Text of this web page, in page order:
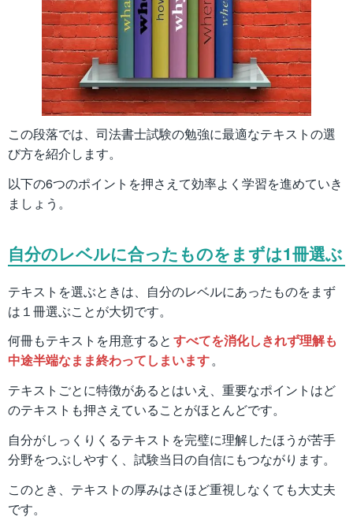
この段落では、司法書士試験の勉強に最適なテキストの選
び方を紹介します。
以下の6つのポイントを押さえて効率よく学習を進めていき
ましょう。
自分のレベルに合ったものをまずは1冊選ぶ
テキストを選ぶときは、自分のレベルにあったものをまず
は１冊選ぶことが大切です。
何冊もテキストを用意すると すべてを消化しきれず理解も
中途半端なまま終わってしまいます。
テキストごとに特徴があるとはいえ、重要なポイントはど
のテキストも押さえていることがほとんどです。
自分がしっくりくるテキストを完璧に理解したほうが苦手
分野をつぶしやすく、試験当日の自信にもつながります。
このとき、テキストの厚みはさほど重視しなくても大丈夫
です。